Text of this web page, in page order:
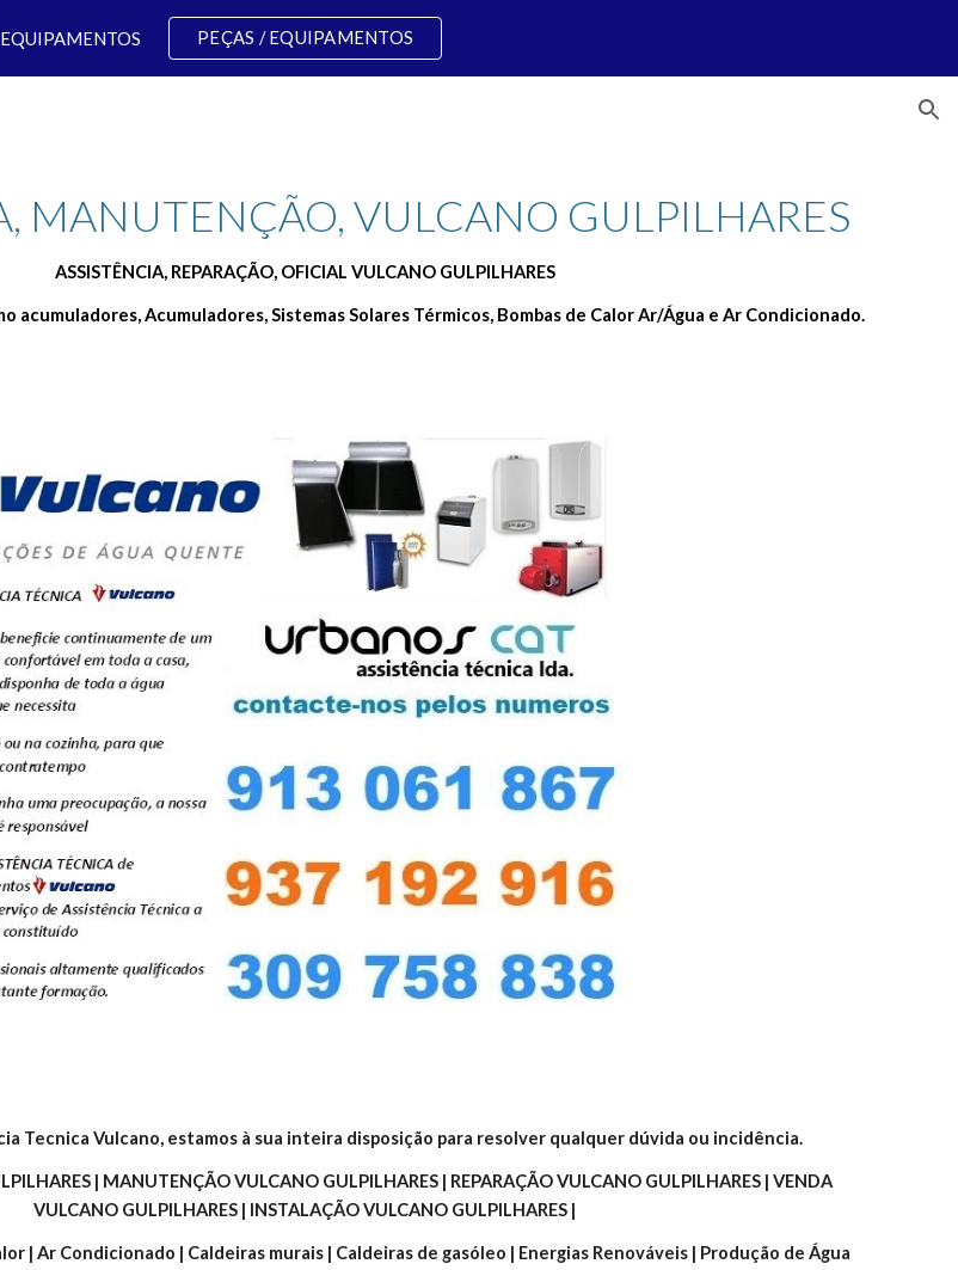
Skip to navigation
PEÇAS / EQUIPAMENTOS
MANUTENÇÃO, VULCANO GULPILHARES
ASSISTÊNCIA, REPARAÇÃO, OFICIAL VULCANO GULPILHARES
acumuladores, Acumuladores, Sistemas Solares Térmicos, Bombas de Calor Ar/Água e Ar Condicionado.
Tecnica Vulcano, estamos à sua inteira disposição para resolver qualquer dúvida ou incidência.
| MANUTENÇÃO VULCANO GULPILHARES | REPARAÇÃO VULCANO GULPILHARES | VENDA
VULCANO GULPILHARES | INSTALAÇÃO VULCANO GULPILHARES |
| Ar Condicionado | Caldeiras murais | Caldeiras de gasóleo | Energias Renováveis | Produção de Água